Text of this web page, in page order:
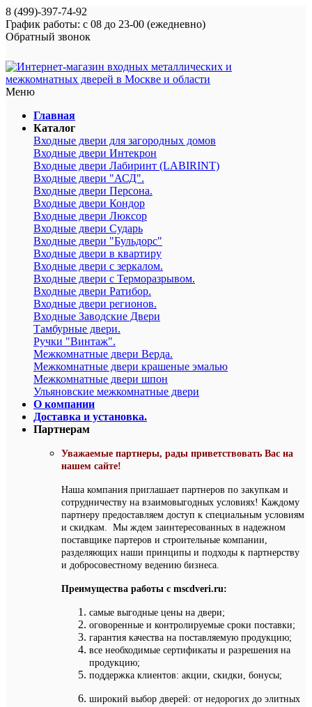
8 (499)-397-74-92
График работы: с 08 до 23-00 (ежедневно)
Обратный звонок
Меню
Главная
Каталог
Входные двери для загородных домов
Входные двери Интекрон
Входные двери Лабиринт (LABIRINT)
Входные двери "АСД".
Входные двери Персона.
Входные двери Кондор
Входные двери Люксор
Входные двери Сударь
Входные двери "Бульдорс"
Входные двери в квартиру
Входные двери с зеркалом.
Входные двери с Терморазрывом.
Входные двери Ратибор.
Входные двери регионов.
Входные Заводские Двери
Тамбурные двери.
Ручки "Винтаж".
Межкомнатные двери Верда.
Межкомнатные двери крашеные эмалью
Межкомнатные двери шпон
Ульяновские межкомнатные двери
О компании
Доставка и установка.
Партнерам
Уважаемые партнеры, рады приветствовать Вас на
нашем сайте!
Наша компания приглашает партнеров по закупкам и
сотрудничеству на взаимовыгодных условиях! Каждому
партнеру предоставляем доступ к специальным условиям
и скидкам. Мы ждем заинтересованных в надежном
поставщике партеров и строительные компании,
разделяющих наши принципы и подходы к партнерству
и добросовестному ведению бизнеса.
Преимущества работы с mscdveri.ru:
самые выгодные цены на двери;
оговоренные и контролируемые сроки поставки;
гарантия качества на поставляемую продукцию;
все необходимые сертификаты и разрешения на
продукцию;
поддержка клиентов: акции, скидки, бонусы;
широкий выбор дверей: от недорогих до элитных